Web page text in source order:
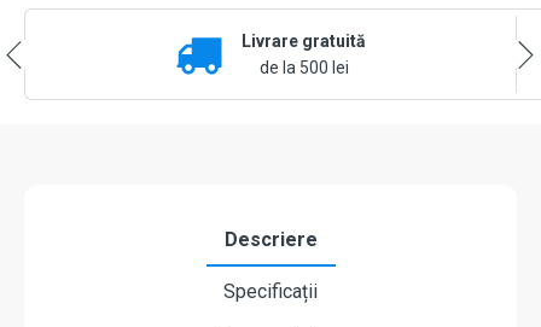
Livrare gratuită
de la 500 lei
Descriere
Specificații